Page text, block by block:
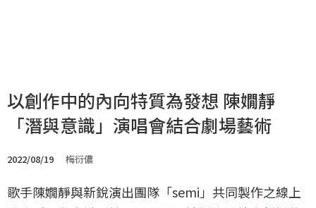
以創作中的內向特質為發想 陳嫺靜
「潛與意識」演唱會結合劇場藝術
2022/08/19 梅衍儂
歌手陳嫺靜與新銳演出團隊「semi」共同製作之線上